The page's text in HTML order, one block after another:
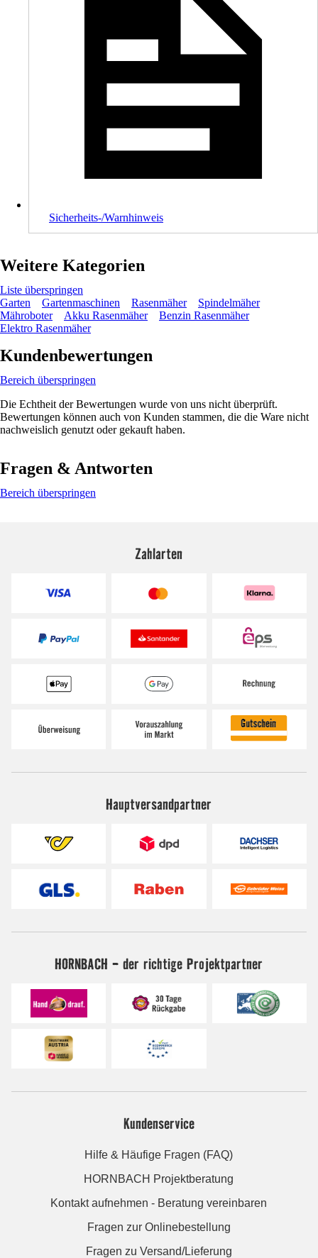
Sicherheits-/Warnhinweis
Weitere Kategorien
Liste überspringen
Garten
Gartenmaschinen Rasenmäher
Spindelmäher
Mähroboter
Akku Rasenmäher
Benzin Rasenmäher
Elektro Rasenmäher
Kundenbewertungen
Bereich überspringen
Die Echtheit der Bewertungen wurde von uns nicht überprüft.
Bewertungen können auch von Kunden stammen, die die Ware nicht
nachweislich genutzt oder gekauft haben.
Fragen & Antworten
Bereich überspringen
Zahlarten
Hauptversandpartner
HORNBACH - der richtige Projektpartner
Kundenservice
Hilfe & Häufige Fragen (FAQ)
HORNBACH Projektberatung
Kontakt aufnehmen - Beratung vereinbaren
Fragen zur Onlinebestellung
Fragen zu Versand/Lieferung